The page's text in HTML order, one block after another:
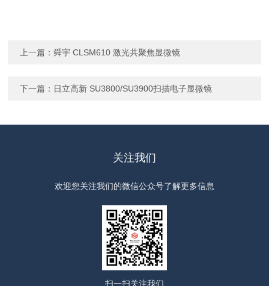
上一篇：舜宇 CLSM610 激光共聚焦显微镜
下一篇： 日立高新 SU3800/SU3900扫描电子显微镜
关注我们
欢迎您关注我们的微信公众号了解更多信息
扫一扫关注我们